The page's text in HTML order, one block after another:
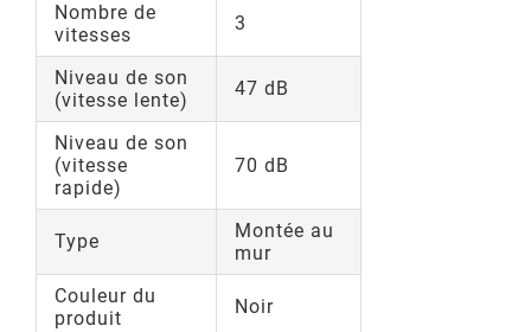
Nombre de
vitesses
3
Niveau de son
(vitesse lente)
47 dB
Niveau de son
(vitesse
rapide)
70 dB
Type
Montée au
mur
Couleur du
produit
Noir